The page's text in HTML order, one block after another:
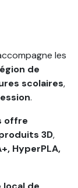
les
de
scolaires,
.
offre
3D,
HyperPLA,